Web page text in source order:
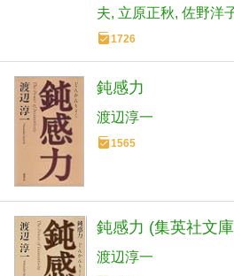
夫 立原正秋 佐野洋
1726
鈍感力
渡辺淳一
1565
鈍感力 (集英社文
渡辺淳一